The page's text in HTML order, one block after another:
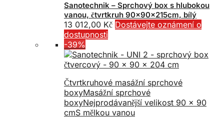
Sanotechnik – Sprchový box s hlubokou
vanou, čtvrtkruh 90x90x215cm, bílý
13 012,00 Kč Dostávejte oznámení o
dostupnosti
-39%
Čtvrtkruhové masážní sprchové
boxyMasážní sprchové
boxyNejprodávanější velikost 90 x 90
cmS mělkou vanou